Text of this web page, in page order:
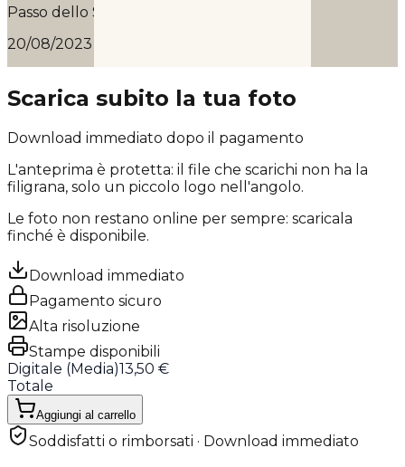
Passo dello Stelvio
20/08/2023 13:26
Scarica subito la tua foto
Download immediato dopo il pagamento
L'anteprima è protetta: il file che scarichi non ha la
filigrana, solo un piccolo logo nell'angolo.
Le foto non restano online per sempre: scaricala
finché è disponibile.
Download immediato
Pagamento sicuro
Alta risoluzione
Stampe disponibili
Digitale (Media)13,50 €
Totale
Aggiungi al carrello
Soddisfatti o rimborsati · Download immediato